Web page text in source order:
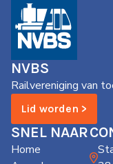
NVBS
Railvereniging van
Lid worden >
SNEL NAAR
Home